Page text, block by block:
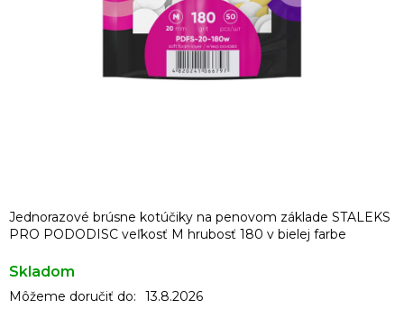
Jednorazové brúsne kotúčiky na penovom základe STALEKS
PRO PODODISC veľkosť M hrubosť 180 v bielej farbe
Skladom
Môžeme doručiť do: 13.8.2026